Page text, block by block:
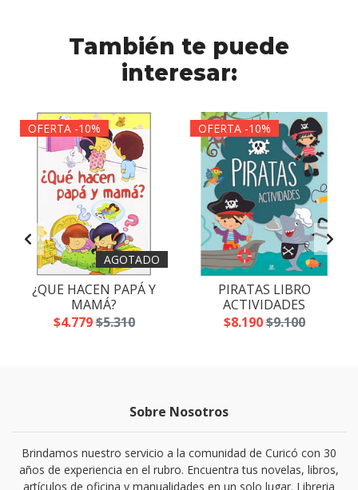
También te puede
interesar:
OFERTA -10%
AGOTADO
¿QUE HACEN PAPÁ Y
MAMÁ?
$4.779$5.310
OFERTA -10%
PIRATAS LIBRO
ACTIVIDADES
$8.190$9.100
Sobre Nosotros
Brindamos nuestro servicio a la comunidad de Curicó con 30
años de experiencia en el rubro. Encuentra tus novelas, libros,
artículos de oficina y manualidades en un solo lugar. Libreria